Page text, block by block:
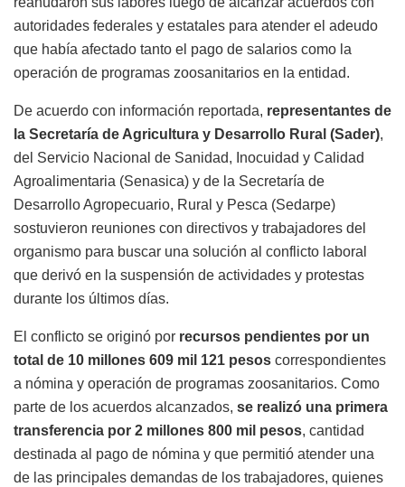
autoridades federales y estatales para atender el adeudo
que había afectado tanto el pago de salarios como la
operación de programas zoosanitarios en la entidad.
De acuerdo con información reportada, representantes de
la Secretaría de Agricultura y Desarrollo Rural (Sader),
del Servicio Nacional de Sanidad, Inocuidad y Calidad
Agroalimentaria (Senasica) y de la Secretaría de
Desarrollo Agropecuario, Rural y Pesca (Sedarpe)
sostuvieron reuniones con directivos y trabajadores del
organismo para buscar una solución al conflicto laboral
que derivó en la suspensión de actividades y protestas
durante los últimos días.
El conflicto se originó por recursos pendientes por un
total de 10 millones 609 mil 121 pesos correspondientes
a nómina y operación de programas zoosanitarios. Como
parte de los acuerdos alcanzados, se realizó una primera
transferencia por 2 millones 800 mil pesos, cantidad
destinada al pago de nómina y que permitió atender una
de las principales demandas de los trabajadores, quienes